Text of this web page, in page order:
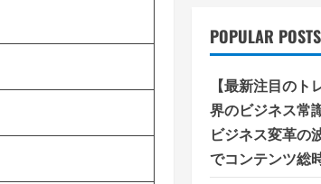
POPULAR POSTS
【最新注目のト
界のビジネス常
ビジネス変革の
でコンテンツ総